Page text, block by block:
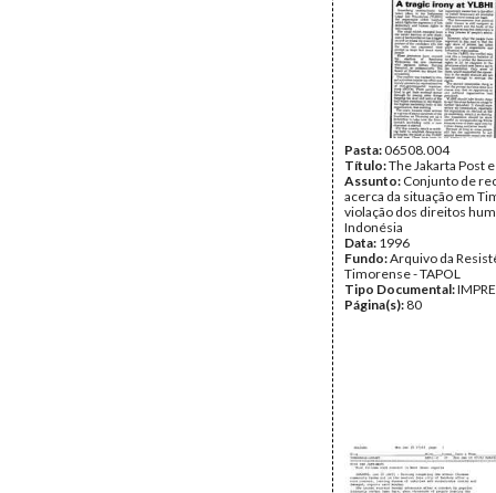
Pasta:06508.004
Título:The Jakarta Post
Assunto: Conjunto de
acerca da situação em
violação dos direitos
Indonésia
Data: 1996
Fundo:Arquivo da
Timorense - TAPOL
Tipo Documental:
Página(s): 80